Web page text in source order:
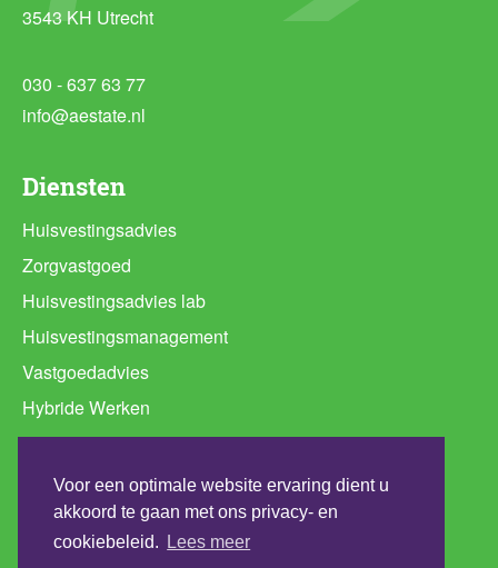
Voor een optimale website ervaring dient u
akkoord te gaan met ons privacy- en
cookiebeleid.
Lees meer
Diensten
Huisvestingsadvies
Zorgvastgoed
Huisvestingsadvies lab
Huisvestingsmanagement
Vastgoedadvies
Hybride Werken
Ruimtebehoefte analyse
Programma van Eisen huisvesting
Werkplekconcepten
Duurzaamheidsadvies
3543 KH Utrecht
030 - 637 63 77
info@aestate.nl